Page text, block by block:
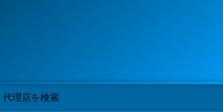
代理店を検索